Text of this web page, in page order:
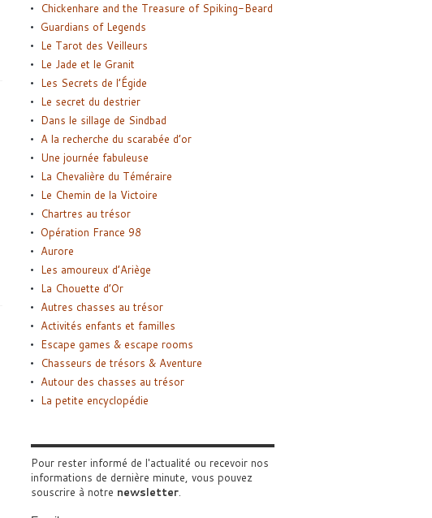
Chickenhare and the Treasure of Spiking-Beard
Guardians of Legends
Le Tarot des Veilleurs
Le Jade et le Granit
Les Secrets de l’Égide
Le secret du destrier
Dans le sillage de Sindbad
A la recherche du scarabée d’or
Une journée fabuleuse
La Chevalière du Téméraire
Le Chemin de la Victoire
Chartres au trésor
Opération France 98
Aurore
Les amoureux d’Ariège
La Chouette d’Or
Autres chasses au trésor
Activités enfants et familles
Escape games & escape rooms
Chasseurs de trésors & Aventure
Autour des chasses au trésor
La petite encyclopédie
Pour rester informé de l'actualité ou recevoir nos
informations de dernière minute, vous pouvez
souscrire à notre newsletter.